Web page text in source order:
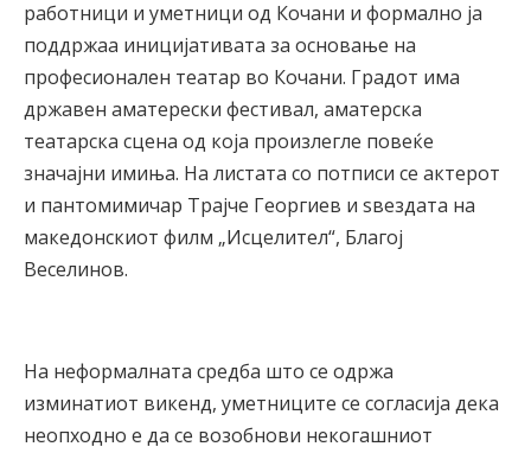
работници и уметници од Кочани и формално ја
поддржаа иницијативата за основање на
професионален театар во Кочани. Градот има
државен аматерески фестивал, аматерска
театарска сцена од која произлегле повеќе
значајни имиња. На листата со потписи се актерот
и пантомимичар Трајче Георгиев и ѕвездата на
македонскиот филм „Исцелител“, Благој
Веселинов.
На неформалната средба што се одржа
изминатиот викенд, уметниците се согласија дека
неопходно е да се возобнови некогашниот